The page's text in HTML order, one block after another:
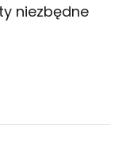
niezbędne